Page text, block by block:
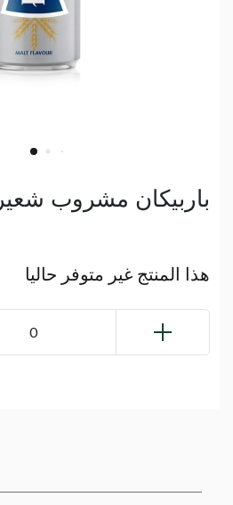
باربيكان مشروب شعير 250مل
هذا المنتج غير متوفر حاليا
0